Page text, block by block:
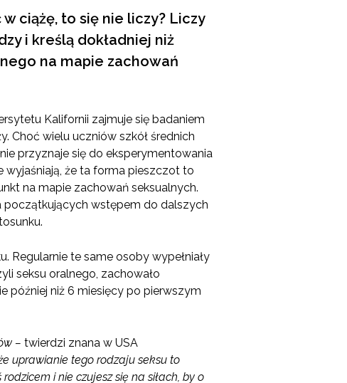
ciążę, to się nie liczy? Liczy
i kreślą dokładniej niż
na mapie zachowań
Kalifornii zajmuje się badaniem
Choć wielu uczniów szkół średnich
przyznaje się do eksperymentowania
wyjaśniają, że ta forma pieszczot to
na mapie zachowań seksualnych.
początkujących wstępem do dalszych
Regularnie te same osoby wypełniały
seksu oralnego, zachowało
później niż 6 miesięcy po pierwszym
– twierdzi znana w USA
uprawianie tego rodzaju seksu to
i nie czujesz się na siłach, by o